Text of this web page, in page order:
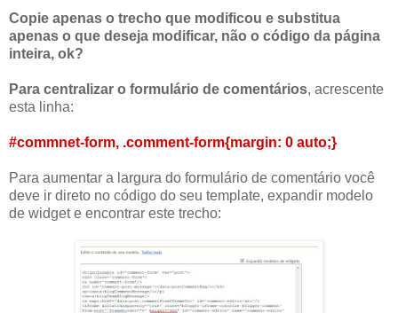
Copie apenas o trecho que modificou e substitua
apenas o que deseja modificar, não o código da página
inteira, ok?
Para centralizar o formulário de comentários, acrescente
esta linha:
#commnet-form, .comment-form{margin: 0 auto;}
Para aumentar a largura do formulário de comentário você
deve ir direto no código do seu template, expandir modelo
de widgete encontrar este trecho: